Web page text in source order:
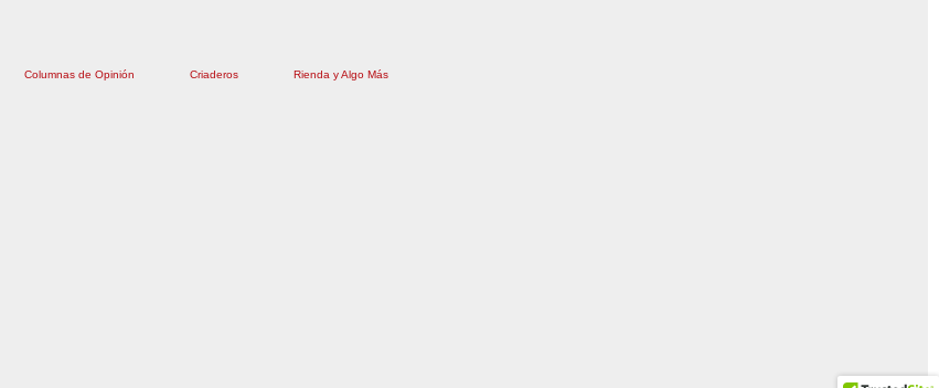
Columnas de Opinión Criaderos Rienda y Algo Más